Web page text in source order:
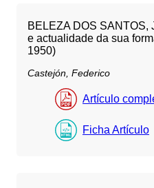
BELEZA DOS SANTOS,
e actualidade da sua
1950)
Castejón, Federico
Artículo
Ficha Artículo